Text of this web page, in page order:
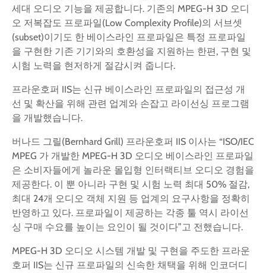
세대 오디오 기능을 제공합니다. 기존의 MPEG-H 3D 오디
오 저복잡도 프로파일(Low Complexity Profile)의 서브셋
(subset)이기도 한 베이스라인 프로파일은 특정 프로파일
을 구현한 기존 기기와의 호환성을 지원하는 한편, 구현 및
시험 노력을 현저하게 절감시켜 줍니다.
프라운호퍼 IIS는 신규 베이스라인 프로파일의 접근성 개
선 및 확산을 위해 관련 업계와 손잡고 라이선싱 프로그램
을 개발했습니다.
버나드 그릴(Bernhard Grill) 프라운호퍼 IIS 이사는 “ISO/IEC
MPEG 가 개발한 MPEG-H 3D 오디오 베이스라인 프로파일
은 소비자들에게 놀라운 몰입형 인터랙티브 오디오 경험을
제공한다. 이 뿐 아니라 구현 및 시험 노력 최대 50% 절감,
최대 24개 오디오 객체 지원 등 업계의 요구사항을 정확히
반영하고 있다. 프로파일이 제공하는 각종 툴 역시 라이선
싱 구매 수요를 높이는 요인이 될 것이다”고 전했습니다.
MPEG-H 3D 오디오 시스템 개발 및 구현을 주도한 프라운
호퍼 IIS는 신규 프로파일의 신속한 채택을 위해 인코더디